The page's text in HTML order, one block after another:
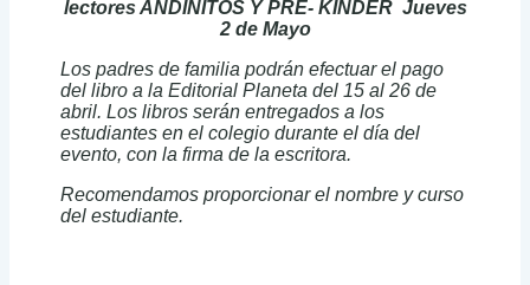
lectores ANDINITOS Y PRE- KINDER Jueves
2 de Mayo
Los padres de familia podrán efectuar el pago
del libro a la Editorial Planeta del 15 al 26 de
abril. Los libros serán entregados a los
estudiantes en el colegio durante el día del
evento, con la firma de la escritora.
Recomendamos proporcionar el nombre y curso
del estudiante.